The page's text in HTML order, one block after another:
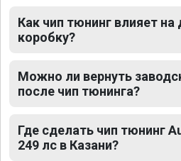
Как чип тюнинг влияет на
коробку?
Можно ли вернуть
после чип тюнинга?
Где сделать чип тюнинг
249 лс в Казани?